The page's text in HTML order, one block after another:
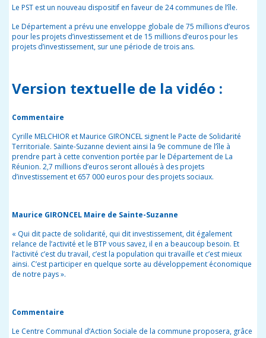
Le PST est un nouveau dispositif en faveur de 24 communes de l’île.
Le Département a prévu une enveloppe globale de 75 millions d’euros
pour les projets d’investissement et de 15 millions d’euros pour les
projets d’investissement, sur une période de trois ans.
Version textuelle de la vidéo :
Commentaire
Cyrille MELCHIOR et Maurice GIRONCEL signent le Pacte de Solidarité
Territoriale. Sainte-Suzanne devient ainsi la 9e commune de l’île à
prendre part à cette convention portée par le Département de La
Réunion. 2,7 millions d’euros seront alloués à des projets
d’investissement et 657 000 euros pour des projets sociaux.
Maurice GIRONCEL Maire de Sainte-Suzanne
« Qui dit pacte de solidarité, qui dit investissement, dit également
relance de l’activité et le BTP vous savez, il en a beaucoup besoin. Et
l’activité c’est du travail, c’est la population qui travaille et c’est mieux
ainsi. C’est participer en quelque sorte au développement économique
de notre pays ».
Commentaire
Le Centre Communal d’Action Sociale de la commune proposera, grâce